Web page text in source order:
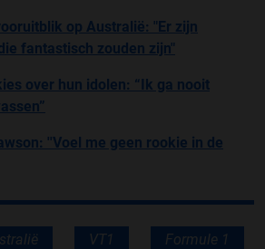
op Australië: "Er zijn
fantastisch zouden zijn"
over hun idolen: “Ik ga nooit
''Voel me geen rookie in de
VT1 Formule 1